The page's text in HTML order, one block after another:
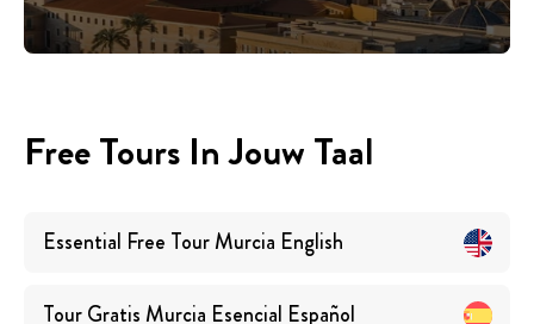
Free Tours In Jouw Taal
Essential Free Tour Murcia English
Tour Gratis Murcia Esencial Español